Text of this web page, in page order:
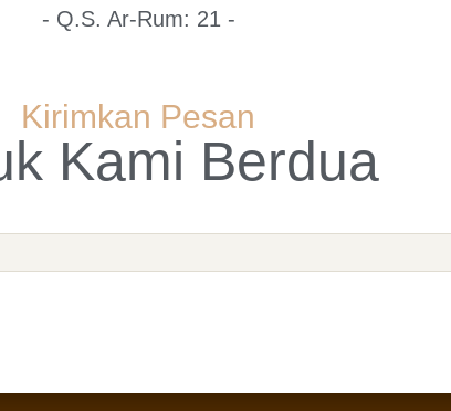
- Q.S. Ar-Rum: 21 -
Kirimkan Pesan
Kami Berdua